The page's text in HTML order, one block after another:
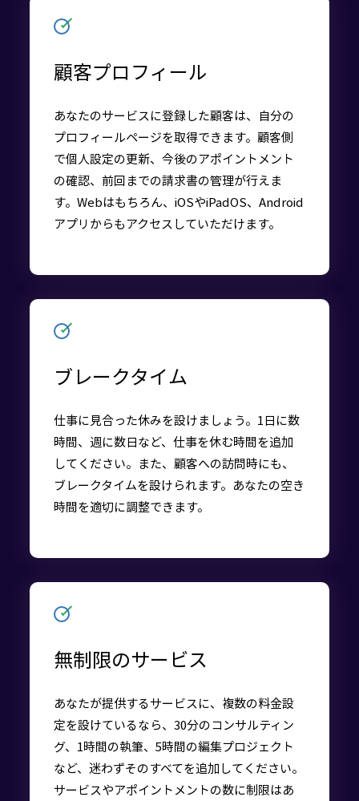
顧客プロフィール
あなたのサービスに登録した顧客は、自分の
プロフィールページを取得できます。顧客側
で個人設定の更新、今後のアポイントメント
の確認、前回までの請求書の管理が行えま
す。Webはもちろん、iOSやiPadOS、Android
アプリからもアクセスしていただけます。
ブレークタイム
仕事に見合った休みを設けましょう。1日に数
時間、週に数日など、仕事を休む時間を追加
してください。また、顧客への訪問時にも、
ブレークタイムを設けられます。あなたの空き
時間を適切に調整できます。
無制限のサービス
あなたが提供するサービスに、複数の料金設
定を設けているなら、30分のコンサルティン
グ、1時間の執筆、5時間の編集プロジェクト
など、迷わずそのすべてを追加してください。
サービスやアポイントメントの数に制限はあ